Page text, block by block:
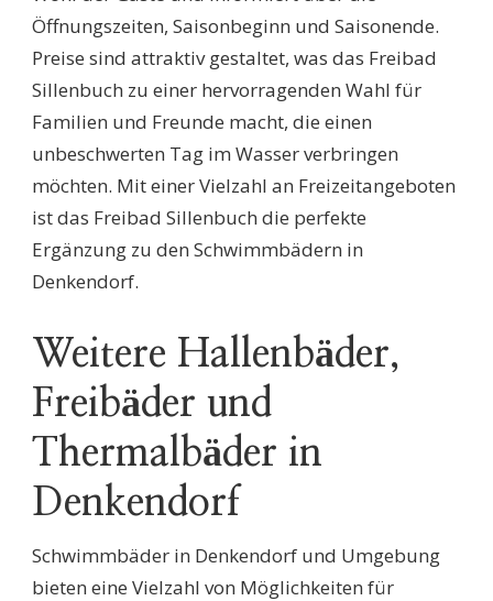
Öffnungszeiten, Saisonbeginn und Saisonende.
Preise sind attraktiv gestaltet, was das Freibad
Sillenbuch zu einer hervorragenden Wahl für
Familien und Freunde macht, die einen
unbeschwerten Tag im Wasser verbringen
möchten. Mit einer Vielzahl an Freizeitangeboten
ist das Freibad Sillenbuch die perfekte
Ergänzung zu den Schwimmbädern in
Denkendorf.
Weitere Hallenbäder,
Freibäder und
Thermalbäder in
Denkendorf
Schwimmbäder in Denkendorf und Umgebung
bieten eine Vielzahl von Möglichkeiten für